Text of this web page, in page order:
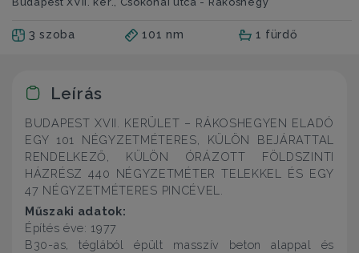
3 szoba 101 nm 1 fürdő
Leírás
BUDAPEST XVII. KERÜLET – RÁKOSHEGYEN ELADÓ
EGY 101 NÉGYZETMÉTERES, KÜLÖN BEJÁRATTAL
RENDELKEZŐ, KÜLÖN ÓRÁZOTT FÖLDSZINTI
HÁZRÉSZ 440 NÉGYZETMÉTER TELEKKEL ÉS EGY
47 NÉGYZETMÉTERES PINCÉVEL.
Műszaki adatok:
Építés éve: 1977
B30-as, téglából épült masszív beton alappal és